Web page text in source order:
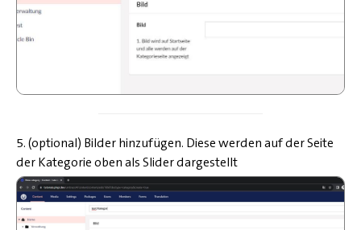
5. (optional) Bilder hinzufügen. Diese werden auf der Seite
der Kategorie oben als Slider dargestellt